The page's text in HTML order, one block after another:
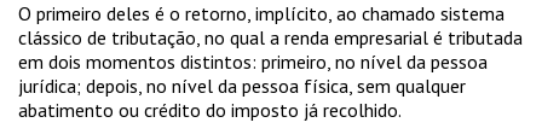
O primeiro deles é o retorno, implícito, ao chamado sistema
clássico de tributação, no qual a renda empresarial é tributada
em dois momentos distintos: primeiro, no nível da pessoa
jurídica; depois, no nível da pessoa física, sem qualquer
abatimento ou crédito do imposto já recolhido.